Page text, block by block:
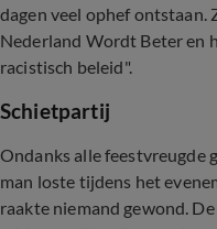
dagen veel ophef ontstaan.
Nederland Wordt Beter en
racistisch beleid".
Schietpartij
Ondanks alle feestvreugde
man loste tijdens het
raakte niemand gewond.